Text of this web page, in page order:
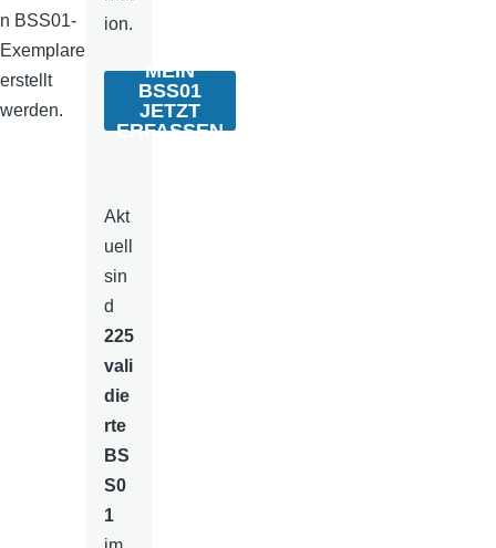
n BSS01-
Exemplare
erstellt
werden.
ion.
MEIN
BSS01
JETZT
ERFASSEN
Akt
uell
sin
d
225
vali
die
rte
BS
S0
1